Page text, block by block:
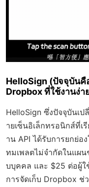
HelloSign (ปัจจุบันคื
Dropbox ที่ใช้งานง่า
HelloSign ซึ่งปัจจุบันเ
ายเซ็นอิเล็กทรอนิกส์ที่เ
าน API ได้รับการยกย่อ
ทมเพลตไม่จำกัดในแผน
บบุคคล และ $25 ต่อผู้ใ
การจัดเก็บ Dropbox ช่